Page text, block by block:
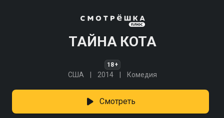
ТАЙНА КОТА
18+
США 2014 Комедия
Смотреть